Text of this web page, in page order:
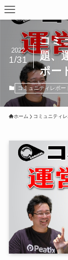
コミ
題、
ポー
2022
1/31
コミュニティレポー
ホーム コミュニティレ